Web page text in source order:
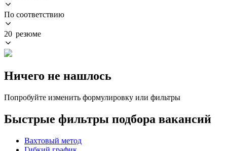
По соответствию
20 резюме
Ничего не нашлось
Попробуйте изменить формулировку или фильтры
Быстрые фильтры подбора вакансий
Вахтовый метод